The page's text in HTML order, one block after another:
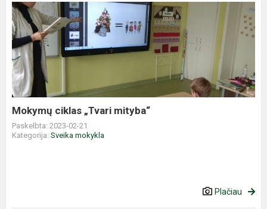
Mokymų
ciklas
„Tvari
mityba“
Mokymų ciklas „Tvari mityba“
Paskelbta: 2023-02-21
Kategorija: Sveika mokykla
Plačiau